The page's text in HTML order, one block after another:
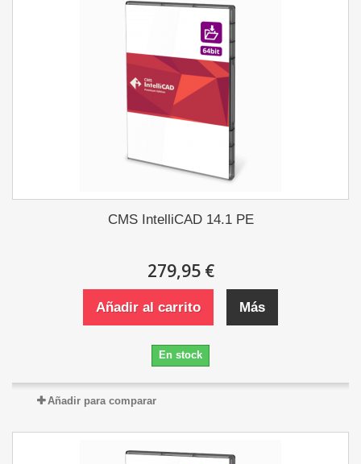
CMS IntelliCAD 14.1 PE
279,95 €
Añadir al carrito Más
En stock
Añadir para comparar